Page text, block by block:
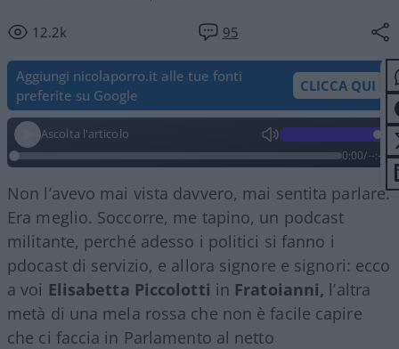
12.2k 95
Aggiungi nicolaporro.it alle tue fonti
preferite su Google
CLICCA QUI
Ascolta l'articolo
0:00/--:--
Non l’avevo mai vista davvero, mai sentita parlare.
Era meglio. Soccorre, me tapino, un podcast
militante, perché adesso i politici si fanno i
pdocast di servizio, e allora signore e signori: ecco
a voi Elisabetta Piccolotti in Fratoianni, l’altra
metà di una mela rossa che non è facile capire
che ci faccia in Parlamento al netto